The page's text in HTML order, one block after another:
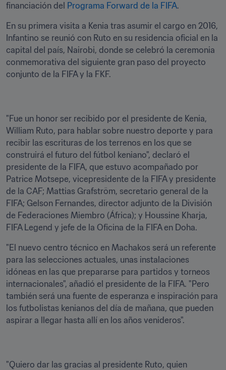
financiación del Programa Forward de la FIFA.
En su primera visita a Kenia tras asumir el cargo en 2016,
Infantino se reunió con Ruto en su residencia oficial en la
capital del país, Nairobi, donde se celebró la ceremonia
conmemorativa del siguiente gran paso del proyecto
conjunto de la FIFA y la FKF.
"Fue un honor ser recibido por el presidente de Kenia,
William Ruto, para hablar sobre nuestro deporte y para
recibir las escrituras de los terrenos en los que se
construirá el futuro del fútbol keniano", declaró el
presidente de la FIFA, que estuvo acompañado por
Patrice Motsepe, vicepresidente de la FIFA y presidente
de la CAF; Mattias Grafström, secretario general de la
FIFA; Gelson Fernandes, director adjunto de la División
de Federaciones Miembro (África); y Houssine Kharja,
FIFA Legend y jefe de la Oficina de la FIFA en Doha.
"El nuevo centro técnico en Machakos será un referente
para las selecciones actuales, unas instalaciones
idóneas en las que prepararse para partidos y torneos
internacionales", añadió el presidente de la FIFA. "Pero
también será una fuente de esperanza e inspiración para
los futbolistas kenianos del día de mañana, que pueden
aspirar a llegar hasta allí en los años venideros".
"Quiero dar las gracias al presidente Ruto, quien